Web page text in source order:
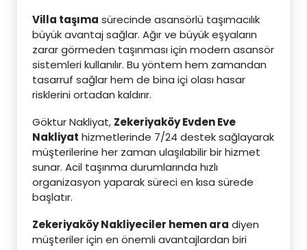
Villa taşıma sürecinde asansörlü taşımacılık
büyük avantaj sağlar. Ağır ve büyük eşyaların
zarar görmeden taşınması için modern asansör
sistemleri kullanılır. Bu yöntem hem zamandan
tasarruf sağlar hem de bina içi olası hasar
risklerini ortadan kaldırır.
Göktur Nakliyat, Zekeriyaköy Evden Eve
Nakliyat hizmetlerinde 7/24 destek sağlayarak
müşterilerine her zaman ulaşılabilir bir hizmet
sunar. Acil taşınma durumlarında hızlı
organizasyon yaparak süreci en kısa sürede
başlatır.
Zekeriyaköy Nakliyeciler hemen ara diyen
müşteriler için en önemli avantajlardan biri